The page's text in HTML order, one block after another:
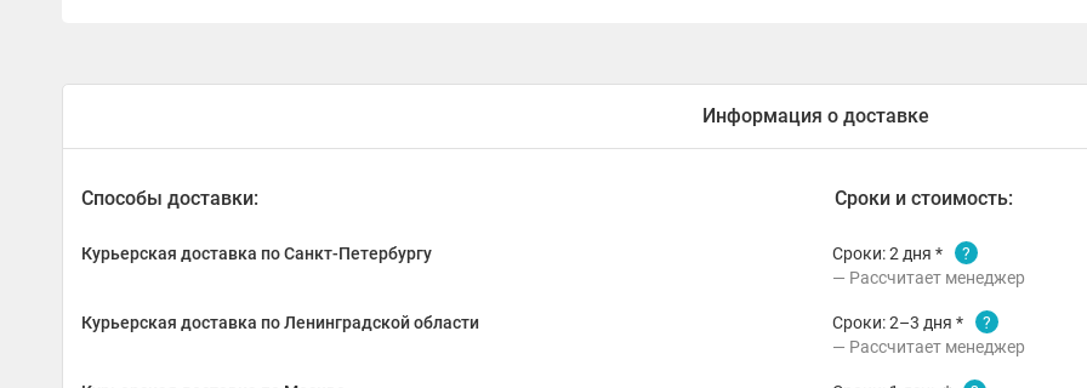
Информация о доставке
Способы доставки: Сроки и стоимость:
Курьерская доставка по Санкт-Петербургу Сроки: 2 дня *
?
Рассчитает менеджер
Курьерская доставка по Ленинградской области Сроки: 2–3 дня *
?
Рассчитает менеджер